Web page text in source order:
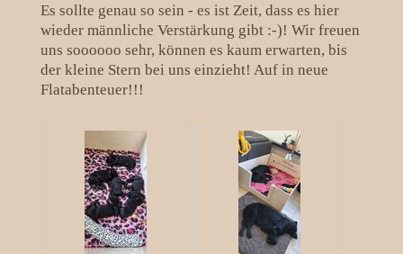
Es sollte genau so sein - es ist Zeit, dass es hier
wieder männliche Verstärkung gibt :-)! Wir freuen
uns soooooo sehr, können es kaum erwarten, bis
der kleine Stern bei uns einzieht! Auf in neue
Flatabenteuer!!!